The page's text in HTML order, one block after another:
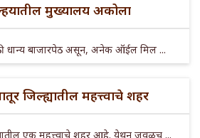
मुख्यालय अकोला
धान्य बाजारपेठ असून, अनेक ऑईल मिल ...
जिल्ह्यातील महत्त्वाचे शहर
एक महत्त्वाचे शहर आहे. येथून जवळच ...